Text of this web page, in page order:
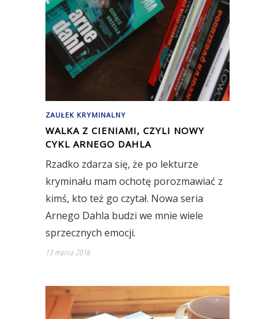
ZAUŁEK KRYMINALNY
WALKA Z CIENIAMI, CZYLI NOWY
CYKL ARNEGO DAHLA
Rzadko zdarza się, że po lekturze
kryminału mam ochotę porozmawiać z
kimś, kto też go czytał. Nowa seria
Arnego Dahla budzi we mnie wiele
sprzecznych emocji.
13 marca 2016